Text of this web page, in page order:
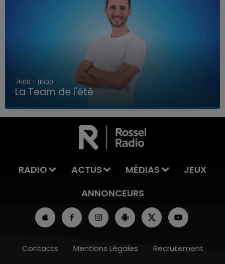
LA TEAM DE L'ÉTÉ
7h00 - 11h00
La Team de l'été
RADIO ACTUS MÉDIAS
JEUX
ANNONCEURS
Contacts Mentions Légales Recrutement